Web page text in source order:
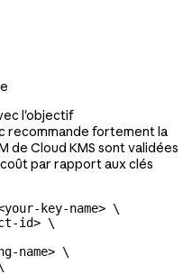
l'objectif
recommande fortement la
de Cloud KMS sont validées
par rapport aux clés
your-key-name> \
id> \
name> \